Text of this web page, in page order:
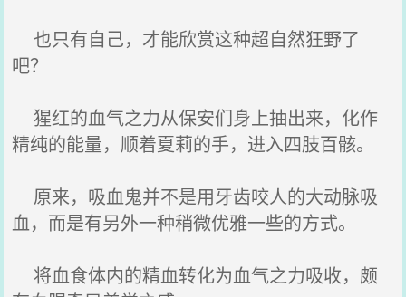
也只有自己，才能欣赏这种超自然狂野了
吧？
猩红的血气之力从保安们身上抽出来，化作
精纯的能量，顺着夏莉的手，进入四肢百骸。
原来，吸血鬼并不是用牙齿咬人的大动脉吸
血，而是有另外一种稍微优雅一些的方式。
将血食体内的精血转化为血气之力吸收，颇